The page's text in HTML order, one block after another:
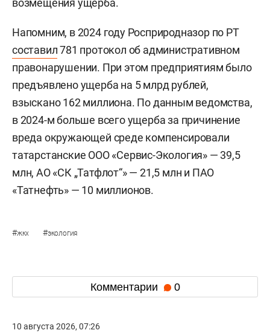
возмещения ущерба.
Напомним, в 2024 году Росприродназор по РТ
составил781 протокол об административном
правонарушении. При этом предприятиям было
предъявлено ущерба на 5 млрд рублей,
взыскано 162 миллиона. По данным ведомства,
в 2024-м больше всего ущерба за причинение
вреда окружающей среде компенсировали
татарстанские ООО «Сервис-Экология» — 39,5
млн, АО «СК „Татфлот“» — 21,5 млн и ПАО
«Татнефть» — 10 миллионов.
#жкх #экология
Комментарии 0
10 августа 2026, 07:26